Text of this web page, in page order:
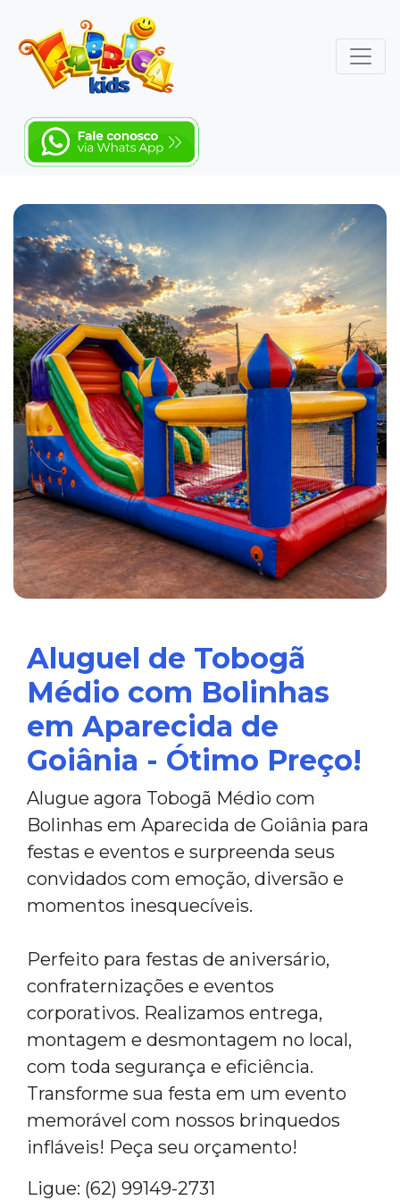
Aluguel de Tobogã
Médio com Bolinhas
em Aparecida de
Goiânia - Ótimo Preço!
Alugue agora Tobogã Médio com
Bolinhas em Aparecida de Goiânia para
festas e eventos e surpreenda seus
convidados com emoção, diversão e
momentos inesquecíveis.
Perfeito para festas de aniversário,
confraternizações e eventos
corporativos. Realizamos entrega,
montagem e desmontagem no local,
com toda segurança e eficiência.
Transforme sua festa em um evento
memorável com nossos brinquedos
infláveis! Peça seu orçamento!
Ligue: (62) 99149-2731